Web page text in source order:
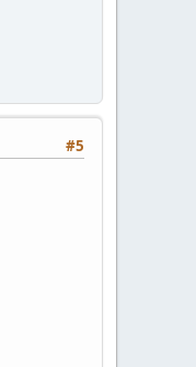
#5